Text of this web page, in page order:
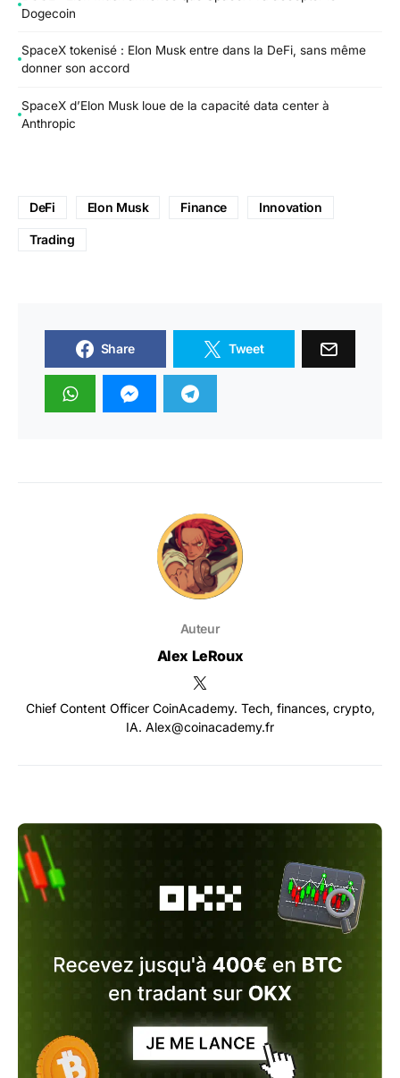
Dogecoin
SpaceX tokenisé : Elon Musk entre dans la DeFi, sans même
donner son accord
SpaceX d’Elon Musk loue de la capacité data center à
Anthropic
DeFi Elon Musk Finance Innovation
Trading
Share Tweet
Auteur
Alex LeRoux
Chief Content Officer CoinAcademy. Tech, finances, crypto,
IA. Alex@coinacademy.fr